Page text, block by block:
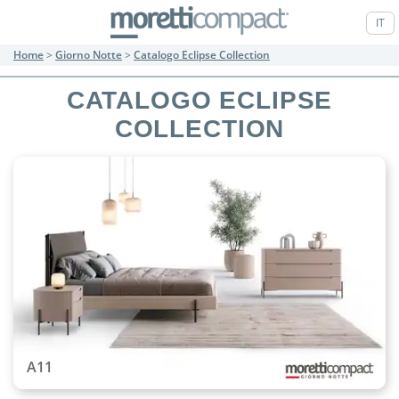
IT
Home> Giorno Notte> Catalogo Eclipse Collection
CATALOGO ECLIPSE
COLLECTION
A11